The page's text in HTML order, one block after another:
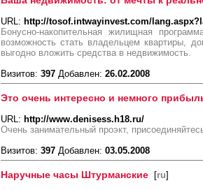
URL: http://tosof.intwayinvest.com/
Бонусно-накопительная жилищная
возможность стать владельцем квартиры,
выгодно вложить средства в недвижимость.
Визитов: 397 Добавлен: 26.02.2008
Это очень интересно и немного
URL: http://www.denisess.h18.ru/
Очень занимательный проэкт,
Визитов: 397 Добавлен: 03.05.2008
Наручные часы Штурманские [ru]